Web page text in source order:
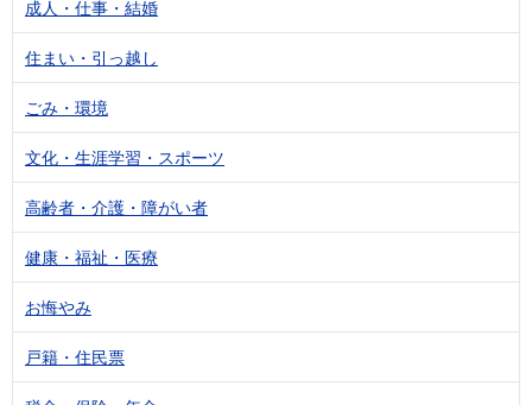
成人・仕事・結婚
住まい・引っ越し
ごみ・環境
文化・生涯学習・スポーツ
高齢者・介護・障がい者
健康・福祉・医療
お悔やみ
戸籍・住民票